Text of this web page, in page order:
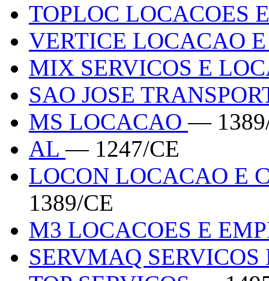
TOPLOC LOCACOES
VERTICE LOCACAO
MIX SERVICOS E
SAO JOSE
MS LOCACAO—
AL— 1247/CE
LOCON LOCACAO E
1389/CE
M3 LOCACOES E
SERVMAQ